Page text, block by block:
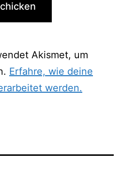
Akismet, um
Erfahre, wie deine
werden.